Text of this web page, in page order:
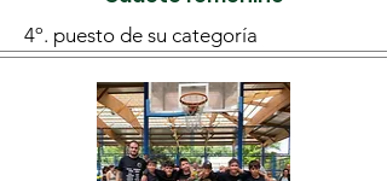
4º. puesto de su categoría